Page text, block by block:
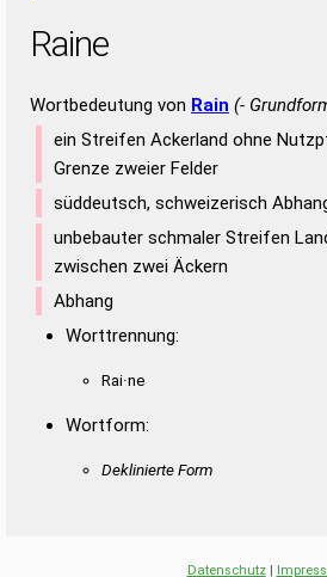
Raine
Wortbedeutung von Rain (-
ein Streifen Ackerland ohne
Grenze zweier Felder
süddeutsch, schweizerisch
unbebauter schmaler Streifen
zwischen zwei Äckern
Abhang
Worttrennung:
Rai·ne
Wortform:
Deklinierte Form
Datenschutz|